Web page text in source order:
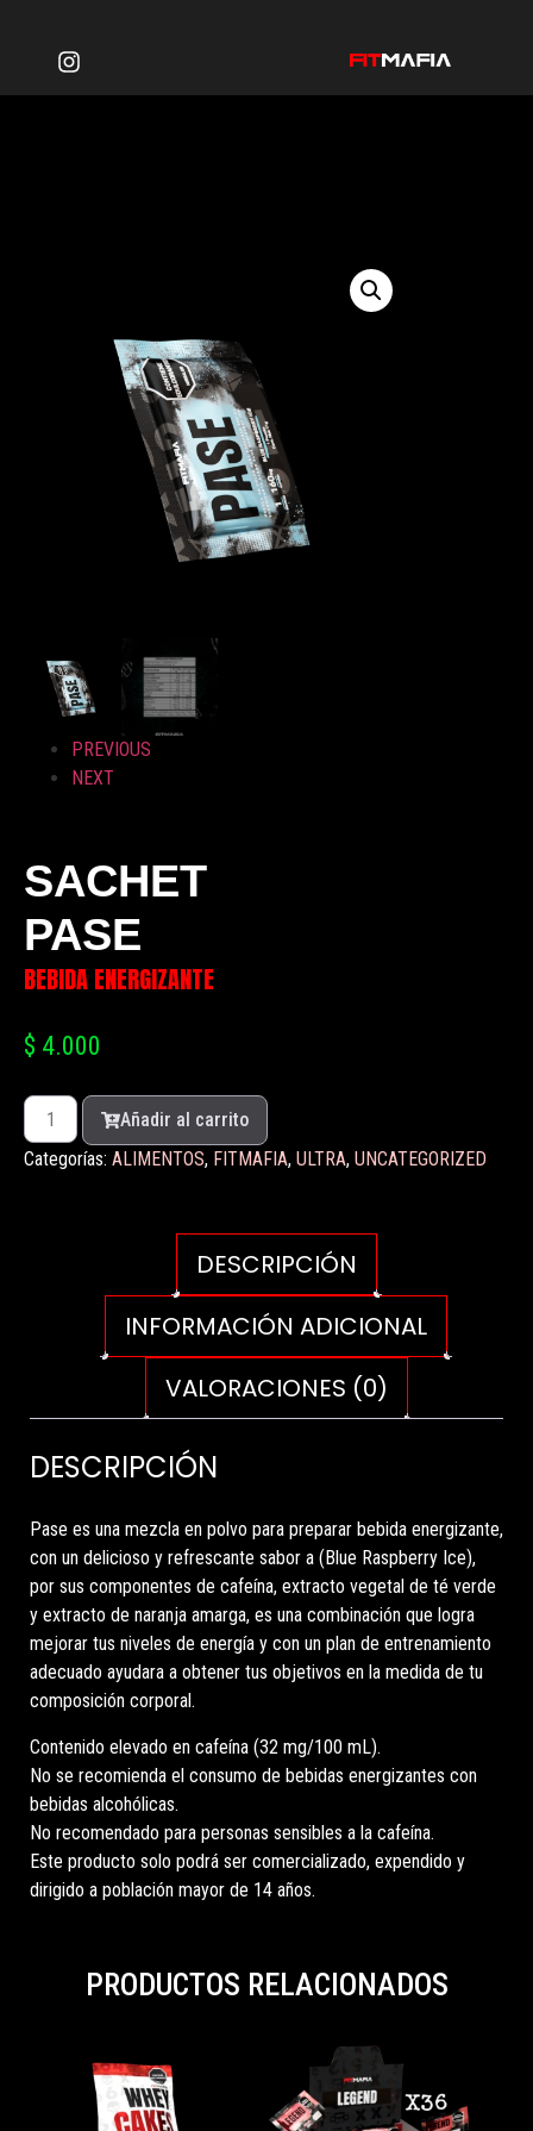
PREVIOUS
NEXT
SACHET
PASE
BEBIDA ENERGIZANTE
$ 4.000
Añadir al carrito
Categorías: ALIMENTOS, FITMAFIA, ULTRA, UNCATEGORIZED
DESCRIPCIÓN
INFORMACIÓN ADICIONAL
VALORACIONES (0)
DESCRIPCIÓN
Pase es una mezcla en polvo para preparar bebida energizante,
con un delicioso y refrescante sabor a (Blue Raspberry Ice),
por sus componentes de cafeína, extracto vegetal de té verde
y extracto de naranja amarga, es una combinación que logra
mejorar tus niveles de energía y con un plan de entrenamiento
adecuado ayudara a obtener tus objetivos en la medida de tu
composición corporal.
Contenido elevado en cafeína (32 mg/100 mL).
No se recomienda el consumo de bebidas energizantes con
bebidas alcohólicas.
No recomendado para personas sensibles a la cafeína.
Este producto solo podrá ser comercializado, expendido y
dirigido a población mayor de 14 años.
PRODUCTOS RELACIONADOS